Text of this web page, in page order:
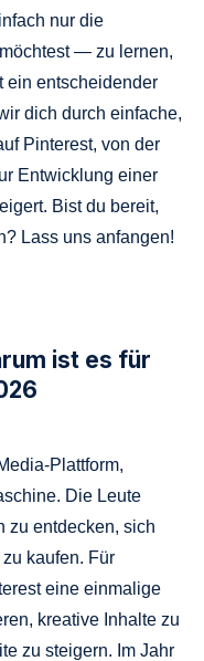
nur die
— zu lernen,
ein entscheidender
dich durch einfache,
Pinterest, von der
Entwicklung einer
Bist du bereit,
Lass uns anfangen!
ist es für
Plattform,
Die Leute
zu entdecken, sich
kaufen. Für
eine einmalige
kreative Inhalte zu
zu steigern. Im Jahr